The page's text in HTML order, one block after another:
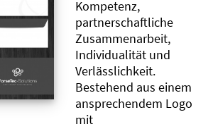
Kompetenz,
partnerschaftliche
Zusammenarbeit,
Individualität und
Verlässlichkeit.
Bestehend aus einem
ansprechendem Logo
mit